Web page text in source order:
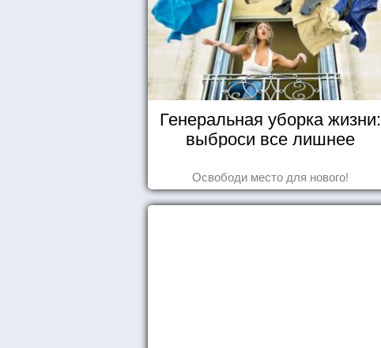
Генеральная уборка жизни:
выброси все лишнее
Освободи место для нового!